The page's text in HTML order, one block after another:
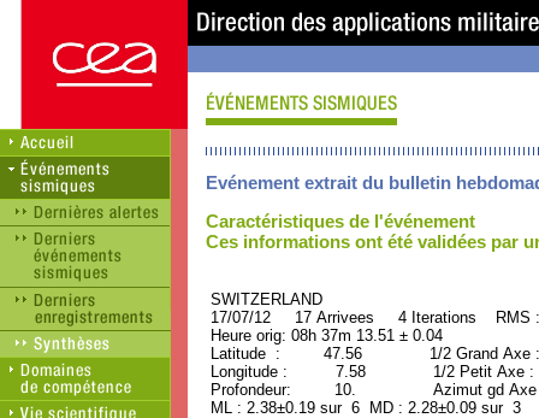
Evénement extrait du bulletin
Caractéristiques de l'événement
Ces informations ont été validées par
SWITZERLAND
17/07/12 17 Arrivees 4 Iterations RMS
Heure orig: 08h 37m 13.51 ± 0.04
Latitude : 47.56 1/2 Grand Axe
Longitude : 7.58 1/2 Petit Axe :
Profondeur: 10. Azimut gd Axe :
ML : 2.38±0.19 sur 6 MD : 2.28±0.09 sur 3